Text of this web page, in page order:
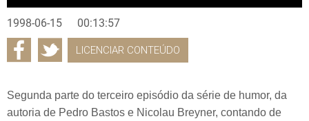
1998-06-15 00:13:57
LICENCIAR CONTEÚDO
Segunda parte do terceiro episódio da série de humor, da
autoria de Pedro Bastos e Nicolau Breyner, contando de